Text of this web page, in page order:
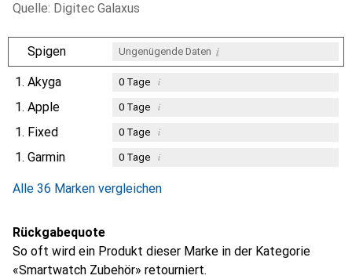
Quelle: Digitec Galaxus
Spigen Ungenügende Daten i
1. Akyga 0Tage i
1. Apple 0Tage i
1. Fixed 0Tage i
1. Garmin 0Tage i
Alle 36 Marken vergleichen
Rückgabequote
So oft wird ein Produkt dieser Marke in der Kategorie
«Smartwatch Zubehör» retourniert.